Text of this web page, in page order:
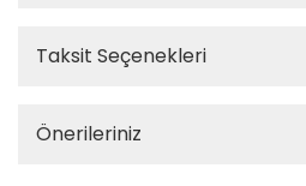
Taksit Seçenekleri
Önerileriniz